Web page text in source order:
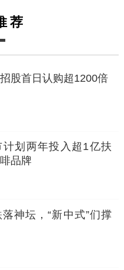
荐
股首日认购超1200倍
计划两年投入超1亿扶
品牌
神坛，“新中式”们撑